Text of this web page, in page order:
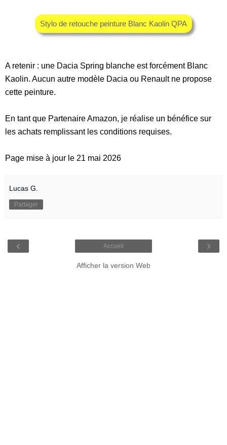
Stylo de retouche peinture Blanc Kaolin QPA
A retenir : une Dacia Spring blanche est forcément Blanc
Kaolin. Aucun autre modèle Dacia ou Renault ne propose
cette peinture.
En tant que Partenaire Amazon, je réalise un bénéfice sur
les achats remplissant les conditions requises.
Page mise à jour le 21 mai 2026
Lucas G.
Partager
‹ ›
Accueil
Afficher la version Web